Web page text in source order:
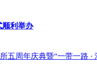
顺利举办
周年庆典暨“一带一路 ·